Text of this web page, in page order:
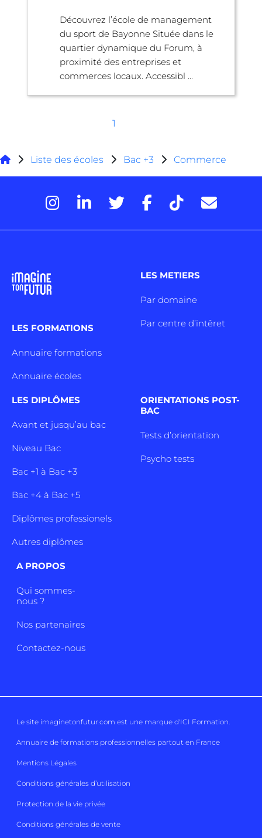
Découvrez l’école de management
du sport de Bayonne Située dans le
quartier dynamique du Forum, à
proximité des entreprises et
commerces locaux. Accessibl ...
1
Liste des écoles Bac +3 Commerce
LES FORMATIONS
Annuaire formations
Annuaire écoles
LES METIERS
Par domaine
Par centre d’intêret
LES DIPLÔMES
Avant et jusqu’au bac
Niveau Bac
Bac +1 à Bac +3
Bac +4 à Bac +5
Diplômes professionels
Autres diplômes
ORIENTATIONS POST-
BAC
Tests d’orientation
Psycho tests
A PROPOS
Qui sommes-
nous ?
Nos partenaires
Contactez-nous
Le site imaginetonfutur.com est une marque d'ICI Formation.
Annuaire de formations professionnelles partout en France
Mentions Légales
Conditions générales d’utilisation
Protection de la vie privée
Conditions générales de vente